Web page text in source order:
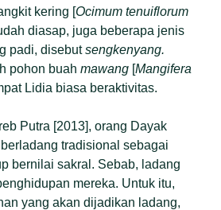
kering [Ocimum tenuiflorum
diasap, juga beberapa jenis
padi, disebutsengkenyang.
pohon buahmawang [Mangifera
Lidia biasa beraktivitas.
Putra [2013], orang Dayak
tradisional sebagai
bernilai sakral. Sebab, ladang
mereka. Untuk itu,
yang akan dijadikan ladang,